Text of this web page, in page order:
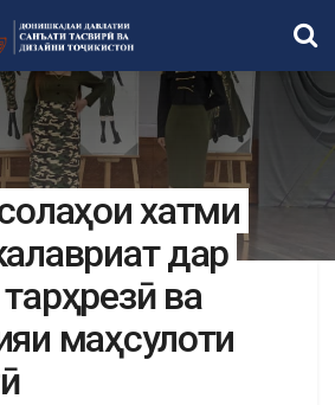
хатми
дар
ва
маҳсулоти